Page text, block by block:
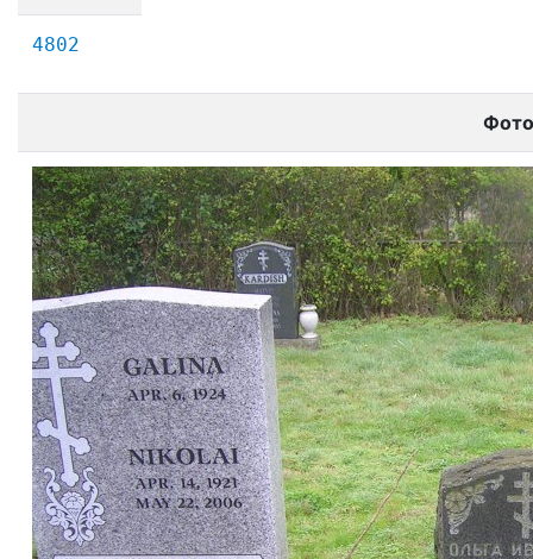
4802
Фото